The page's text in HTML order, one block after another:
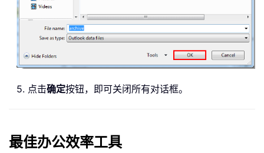
5. 点击确定按钮，即可关闭所有对话框。
最佳办公效率工具